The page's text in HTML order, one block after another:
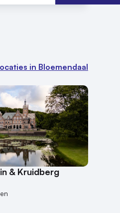
in Bloemendaal
& Kruidberg